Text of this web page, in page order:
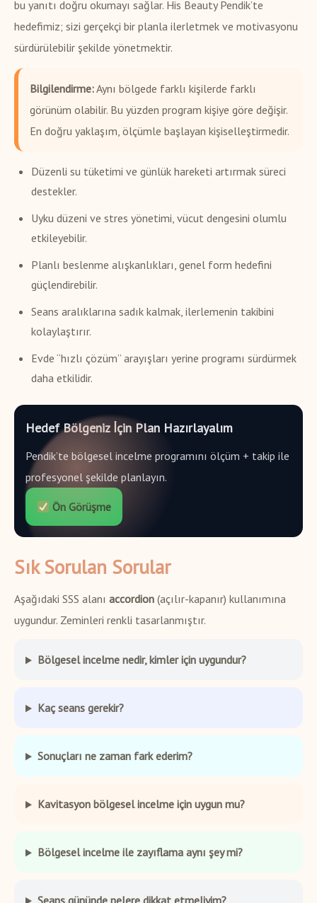
bu yanıtı doğru okumayı sağlar. His Beauty Pendik’te
hedefimiz; sizi gerçekçi bir planla ilerletmek ve motivasyonu
sürdürülebilir şekilde yönetmektir.
Bilgilendirme:Aynı bölgede farklı kişilerde farklı
görünüm olabilir. Bu yüzden program kişiye göre değişir.
En doğru yaklaşım, ölçümle başlayan kişiselleştirmedir.
Düzenli su tüketimi ve günlük hareketi artırmak süreci
destekler.
Uyku düzeni ve stres yönetimi, vücut dengesini olumlu
etkileyebilir.
Planlı beslenme alışkanlıkları, genel form hedefini
güçlendirebilir.
Seans aralıklarına sadık kalmak, ilerlemenin takibini
kolaylaştırır.
Evde “hızlı çözüm” arayışları yerine programı sürdürmek
daha etkilidir.
Hedef Bölgeniz İçin Plan Hazırlayalım
Pendik’te bölgesel incelme programını ölçüm + takip ile
profesyonel şekilde planlayın.
Ön Görüşme
Sık Sorulan Sorular
Aşağıdaki SSS alanı accordion (açılır-kapanır) kullanımına
uygundur. Zeminleri renkli tasarlanmıştır.
Bölgesel incelme nedir, kimler için uygundur?
Kaç seans gerekir?
Sonuçları ne zaman fark ederim?
Kavitasyon bölgesel incelme için uygun mu?
Bölgesel incelme ile zayıflama aynı şey mi?